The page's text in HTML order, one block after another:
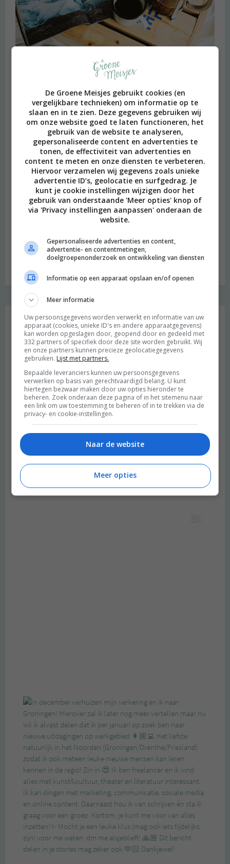
Heimwee
Budget recept: Linzensoep met kokosmelk
Instagram Merel
De Groene Meisjes gebruikt cookies (en
vergelijkbare technieken) om informatie op te
slaan en in te zien. Deze gegevens gebruiken wij
om onze website goed te laten functioneren, het
gebruik van de website te analyseren,
gepersonaliseerde content en advertenties te
tonen, de effectiviteit van advertenties en
content te meten en onze diensten te verbeteren.
Hiervoor verzamelen wij gegevens zoals unieke
advertentie ID’s, geolocatie en surfgedrag. Je
kunt je cookie instellingen wijzigen door het
gebruik van onderstaande 'Meer opties' knop of
via 'Privacy instellingen aanpassen' onderaan de
website.
Gepersonaliseerde advertenties en content,
advertentie- en contentmetingen,
doelgroepenonderzoek en ontwikkeling van diensten
Informatie op een apparaat opslaan en/of openen
Meer informatie
Uw persoonsgegevens worden verwerkt en informatie van uw
apparaat (cookies, unieke ID's en andere apparaatgegevens)
kan worden opgeslagen door, geopend door en gedeeld met
332 partners of specifiek door deze site worden gebruikt. Wij
en onze partners kunnen precieze geolocatiegegevens
gebruiken. Lijst met partners.
Bepaalde leveranciers kunnen uw persoonsgegevens
verwerken op basis van gerechtvaardigd belang. U kunt
hiertegen bezwaar maken door uw opties hieronder te
beheren. Zoek onderaan deze pagina of in het sitemenu naar
een link om uw toestemming te beheren of in te trekken via de
privacy- en cookie-instellingen.
Naar de website
Meer opties